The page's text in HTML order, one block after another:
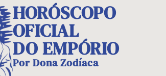
HORÓSCOPO
OFICIAL
DO EMPÓRIO
Por Dona Zodíaca